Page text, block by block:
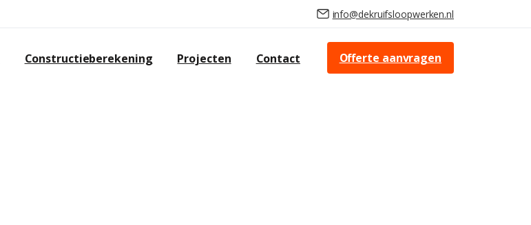
info@dekruifsloopwerken.nl
Constructieberekening Projecten Contact Offerte aanvragen